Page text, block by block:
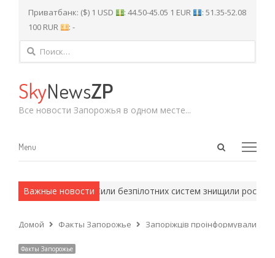
Приватбанк: ($) 1 USD : 44.50-45.05 1 EUR
: 51.35-52.08
100 RUR
: -
Найти:
SkyNewsZP
Все новости Запорожья в одном месте...
Open
Menu
Menu
Важные новости
методы. Сили безпілотних систем знищили
Домой Факты Запорожье Запоріжців проінформували хто
Факты Запорожье